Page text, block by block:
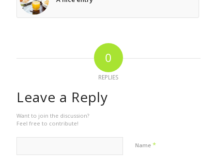
0
REPLIES
Leave a Reply
Want to join the discussion?
Feel free to contribute!
Name *